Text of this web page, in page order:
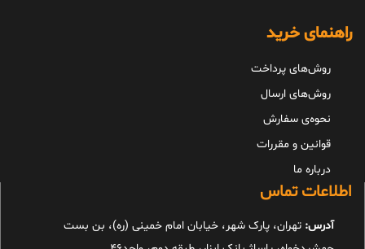
راهنمای خرید
روش‌های پرداخت
روش‌های ارسال
نحوه‌ی سفارش
قوانین و مقررات
درباره ما
اطلاعات تماس
آدرس: تهران، پارک شهر، خیابان امام خمینی (ره)، بن بست